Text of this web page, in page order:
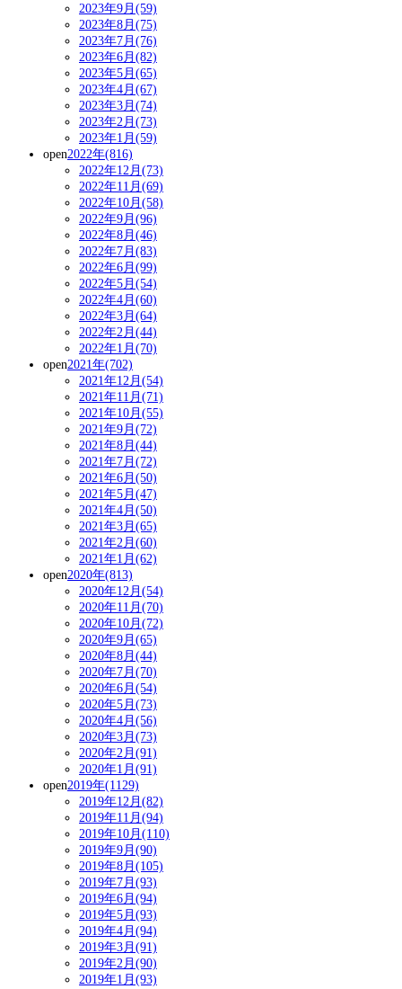
2023年9月(59)
2023年8月(75)
2023年7月(76)
2023年6月(82)
2023年5月(65)
2023年4月(67)
2023年3月(74)
2023年2月(73)
2023年1月(59)
open2022年(816)
2022年12月(73)
2022年11月(69)
2022年10月(58)
2022年9月(96)
2022年8月(46)
2022年7月(83)
2022年6月(99)
2022年5月(54)
2022年4月(60)
2022年3月(64)
2022年2月(44)
2022年1月(70)
open2021年(702)
2021年12月(54)
2021年11月(71)
2021年10月(55)
2021年9月(72)
2021年8月(44)
2021年7月(72)
2021年6月(50)
2021年5月(47)
2021年4月(50)
2021年3月(65)
2021年2月(60)
2021年1月(62)
open2020年(813)
2020年12月(54)
2020年11月(70)
2020年10月(72)
2020年9月(65)
2020年8月(44)
2020年7月(70)
2020年6月(54)
2020年5月(73)
2020年4月(56)
2020年3月(73)
2020年2月(91)
2020年1月(91)
open2019年(1129)
2019年12月(82)
2019年11月(94)
2019年10月(110)
2019年9月(90)
2019年8月(105)
2019年7月(93)
2019年6月(94)
2019年5月(93)
2019年4月(94)
2019年3月(91)
2019年2月(90)
2019年1月(93)